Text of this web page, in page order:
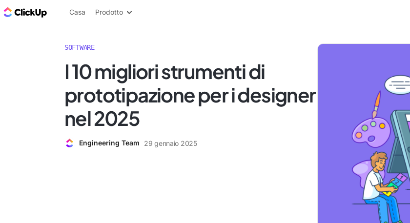
Blog di ClickUp
Casa Prodotto
SOFTWARE
I 10 migliori strumenti di
prototipazione per i designer
nel 2025
Engineering Team 29 gennaio 2025